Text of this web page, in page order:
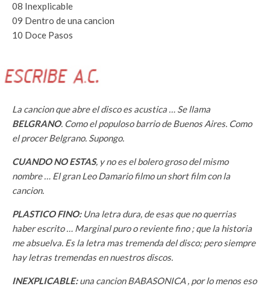
08 Inexplicable
09 Dentro de una cancion
10 Doce Pasos
La cancion que abre el disco es acustica … Se llama
BELGRANO. Como el populoso barrio de Buenos Aires. Como
el procer Belgrano. Supongo.
CUANDO NO ESTAS, y no es el bolero groso del mismo
nombre … El gran Leo Damario filmo un short film con la
cancion.
PLASTICO FINO:Una letra dura, de esas que no querrias
haber escrito … Marginal puro o reviente fino ; que la historia
me absuelva. Es la letra mas tremenda del disco; pero siempre
hay letras tremendas en nuestros discos.
INEXPLICABLE:una cancion BABASONICA , por lo menos eso